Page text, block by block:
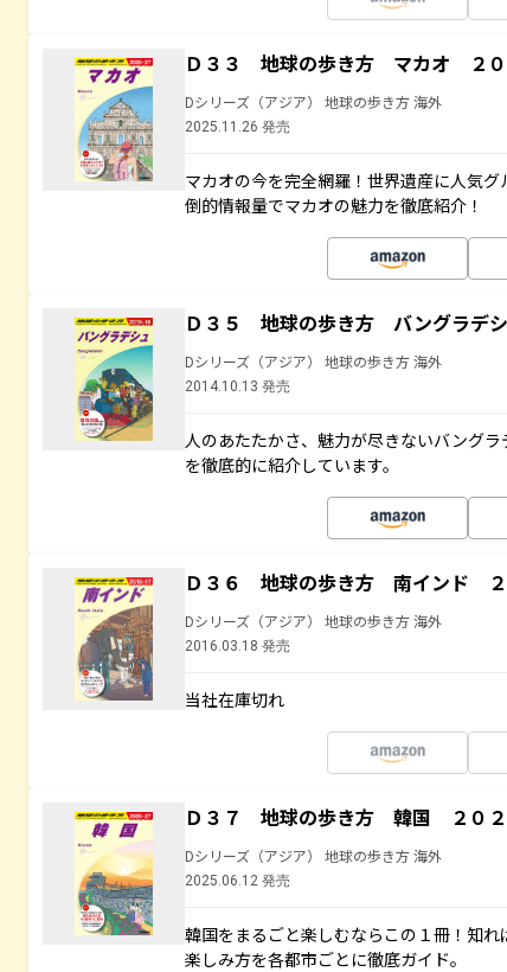
Ｄ３３ 地球の歩き方 マカオ ２０
Dシリーズ（アジア） 地球の歩き方 海外
2025.11.26 発売
マカオの今を完全網羅！世界遺産に人気
倒的情報量でマカオの魅力を徹底紹介！
Ｄ３５ 地球の歩き方 バングラデ
Dシリーズ（アジア） 地球の歩き方 海外
2014.10.13 発売
人のあたたかさ、魅力が尽きないバング
を徹底的に紹介しています。
Ｄ３６ 地球の歩き方 南インド ２
Dシリーズ（アジア） 地球の歩き方 海外
2016.03.18 発売
当社在庫切れ
Ｄ３７ 地球の歩き方 韓国 ２０２
Dシリーズ（アジア） 地球の歩き方 海外
2025.06.12 発売
韓国をまるごと楽しむならこの１冊！知
楽しみ方を各都市ごとに徹底ガイド。